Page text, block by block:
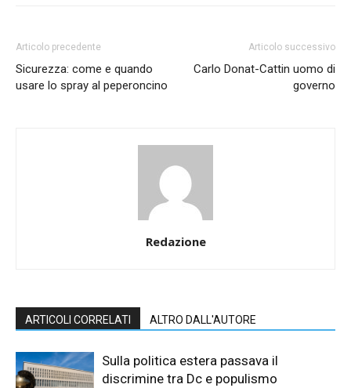
Articolo precedente
Sicurezza: come e quando
usare lo spray al peperoncino
Articolo successivo
Carlo Donat-Cattin uomo di
governo
Redazione
ARTICOLI CORRELATI ALTRO DALL'AUTORE
Sulla politica estera passava il
discrimine tra Dc e populismo